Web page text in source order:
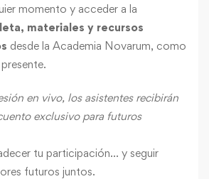
momento y acceder a la
materiales y recursos
desde la Academia Novarum, como
en vivo, los asistentes recibirán
exclusivo para futuros
tu participación… y seguir
futuros juntos.